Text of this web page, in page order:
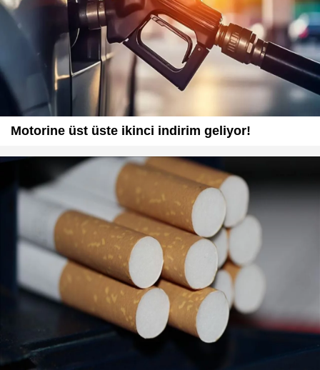
Motorine üst üste ikinci indirim geliyor!